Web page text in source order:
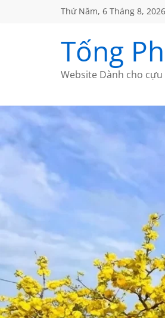
Thứ Năm, 6 Tháng 8, 2026
Tống
Website Dành cho